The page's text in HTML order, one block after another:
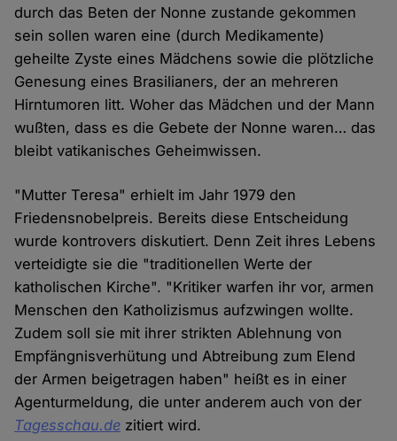
durch das Beten der Nonne zustande gekommen
sein sollen waren eine (durch Medikamente)
geheilte Zyste eines Mädchens sowie die plötzliche
Genesung eines Brasilianers, der an mehreren
Hirntumoren litt. Woher das Mädchen und der Mann
wußten, dass es die Gebete der Nonne waren… das
bleibt vatikanisches Geheimwissen.
"Mutter Teresa" erhielt im Jahr 1979 den
Friedensnobelpreis. Bereits diese Entscheidung
wurde kontrovers diskutiert. Denn Zeit ihres Lebens
verteidigte sie die "traditionellen Werte der
katholischen Kirche". "Kritiker warfen ihr vor, armen
Menschen den Katholizismus aufzwingen wollte.
Zudem soll sie mit ihrer strikten Ablehnung von
Empfängnisverhütung und Abtreibung zum Elend
der Armen beigetragen haben" heißt es in einer
Agenturmeldung, die unter anderem auch von der
Tagesschau.de zitiert wird.